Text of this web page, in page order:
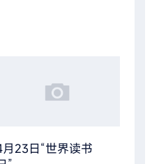
23日“世界读书